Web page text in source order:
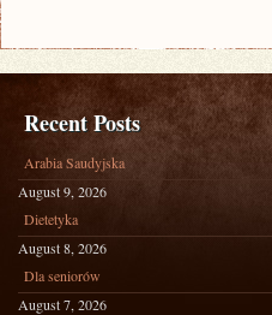
Recent Posts
Arabia Saudyjska
August 9, 2026
Dietetyka
August 8, 2026
Dla seniorów
August 7, 2026